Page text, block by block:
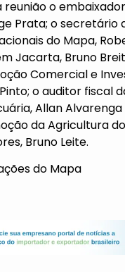
o
Prata; o secretário
do Mapa,
Jacarta, Bruno
Comercial e
o auditor fiscal
Allan
da Agricultura
Bruno Leite.
do Mapa